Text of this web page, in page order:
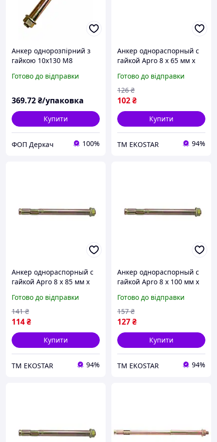
Анкер однорозпірний з
гайкою 10х130 М8
Готово до відправки
369.72₴/упаковка
Купити
ФОП Деркач 100%
Анкер однораспорный с
гайкой Apro 8 х 65 мм x
ЕКОБОКС
Готово до відправки
102₴
126 ₴
Купити
ТМ EKOSTAR 94%
Анкер однораспорный с
гайкой Apro 8 х 85 мм x
ЕКОБОКС
Готово до відправки
114₴
141 ₴
Купити
ТМ EKOSTAR 94%
Анкер однораспорный с
гайкой Apro 8 х 100 мм x
ЕКОБОКС
Готово до відправки
127₴
157 ₴
Купити
ТМ EKOSTAR 94%